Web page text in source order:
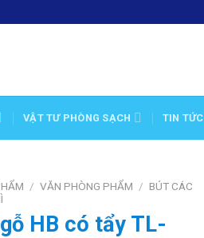
VẬT TƯ PHÒNG SẠCH TIN TỨC
/ VĂN PHÒNG PHẨM / BÚT CÁC
HB có tẩy TL-